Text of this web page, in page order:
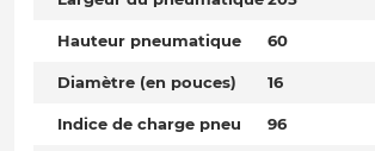
Hauteur pneumatique 60
Diamètre (en pouces) 16
Indice de charge pneu 96